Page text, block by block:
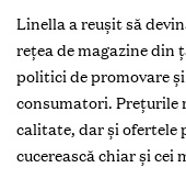
Linella a reușit să
rețea de magazine din
politici de promovare
consumatori. Prețurile
calitate, dar și ofertele
cucerească chiar și cei